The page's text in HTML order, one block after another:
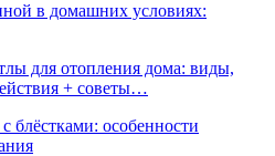
в домашних условиях:
для отопления дома: виды,
+ советы…
блёстками: особенности